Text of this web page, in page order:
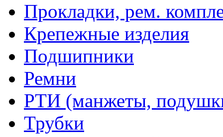
Прокладки, рем.
Крепежные изделия
Подшипники
Ремни
РТИ (манжеты,
Трубки